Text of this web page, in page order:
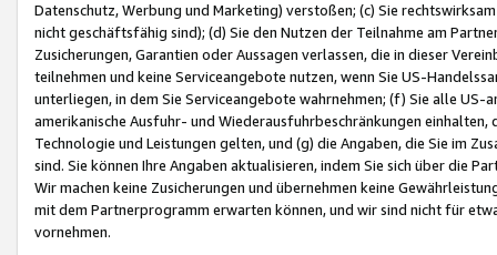
Datenschutz, Werbung und Marketing) verstoßen; (c) Sie
nicht geschäftsfähig sind); (d) Sie den Nutzen der Teilnahme am
Zusicherungen, Garantien oder Aussagen verlassen, die in dieser
teilnehmen und keine Serviceangebote nutzen, wenn Sie US-
unterliegen, in dem Sie Serviceangebote wahrnehmen; (f) Sie alle
amerikanische Ausfuhr- und Wiederausfuhrbeschränkungen
Technologie und Leistungen gelten, und (g) die Angaben, die Sie im
sind. Sie können Ihre Angaben aktualisieren, indem Sie sich über die
Wir machen keine Zusicherungen und übernehmen keine
mit dem Partnerprogramm erwarten können, und wir sind nicht für
vornehmen.